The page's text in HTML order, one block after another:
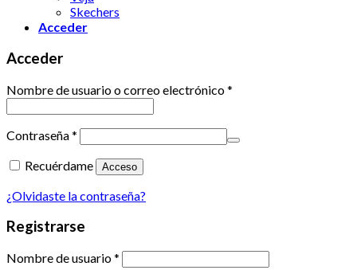
Skechers
Acceder
Acceder
Nombre de usuario o correo electrónico*
Contraseña*
Recuérdame
Acceso
¿Olvidaste la contraseña?
Registrarse
Nombre de usuario*